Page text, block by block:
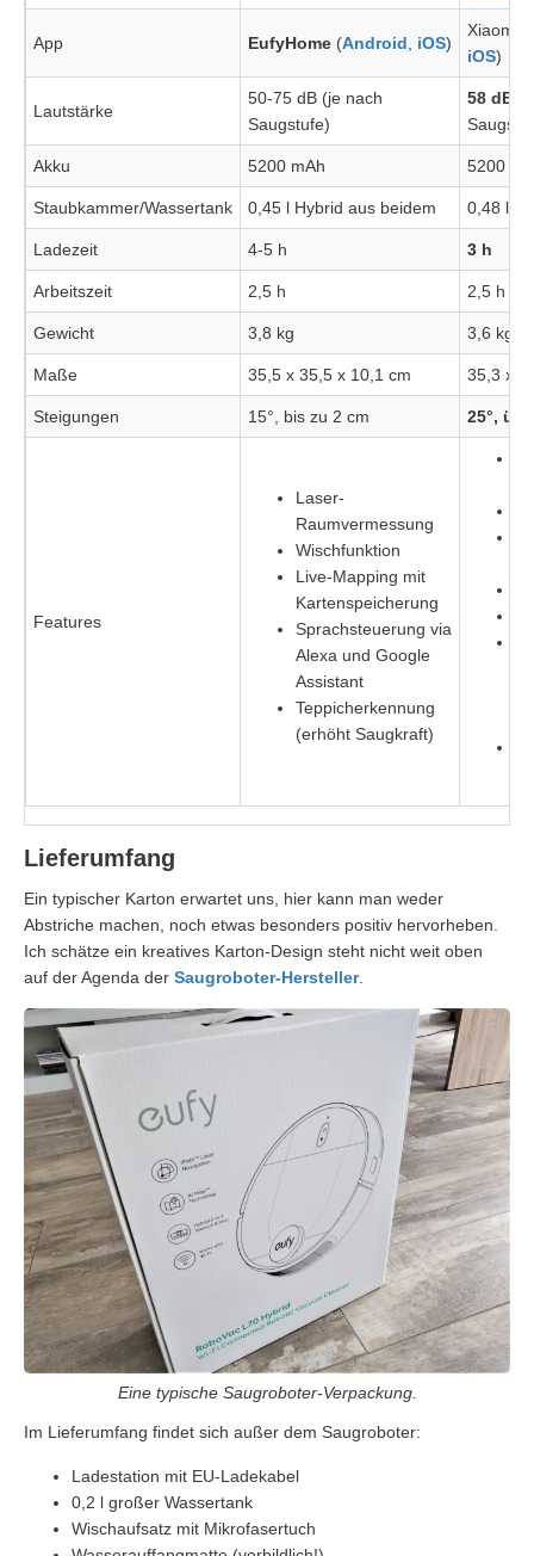
App EufyHome (Android iOS)
Xiaomi
iOS)
Lautstärke
50-75 dB (je nach
Saugstufe)
58 dB
Akku 5200 mAh 5200
Staubkammer/Wassertank 0,45 l Hybrid aus beidem 0,48 l/
Ladezeit 4-5 h 3 h
Arbeitszeit 2,5 h 2,5 h
Gewicht 3,8 kg 3,6 kg
Maße 35,5 x 35,5 x 10,1 cm 35,3 x
Steigungen 15°, bis zu 2 cm 25°,
Features
Laser-
Raumvermessung
Wischfunktion
Live-Mapping mit
Kartenspeicherung
Sprachsteuerung via
Alexa und Google
Assistant
Teppicherkennung
(erhöht Saugkraft)
Lieferumfang
Ein typischer Karton erwartet uns, hier kann man weder
Abstriche machen, noch etwas besonders positiv hervorheben.
Ich schätze ein kreatives Karton-Design steht nicht weit oben
auf der Agenda der Saugroboter-Hersteller.
Eine typische Saugroboter-Verpackung.
Im Lieferumfang findet sich außer dem Saugroboter:
Ladestation mit EU-Ladekabel
0,2 l großer Wassertank
Wischaufsatz mit Mikrofasertuch